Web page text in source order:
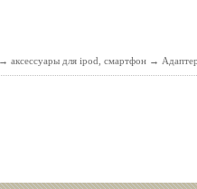
→ аксессуары для ipod, смартфон →